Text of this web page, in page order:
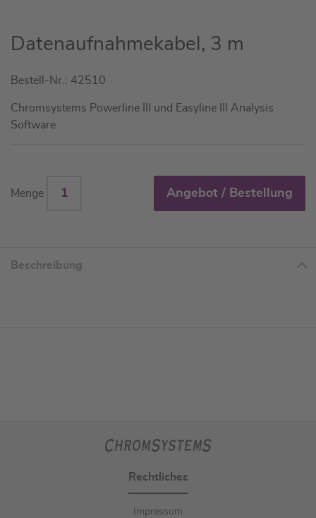
Zum
Anfang
Bildgalerie
springen
Datenaufnahmekabel, 3 m
Bestell-Nr.: 42510
Chromsystems Powerline III und Easyline III Analysis
Software
Menge Angebot / Bestellung
Beschreibung
Rechtliches
Impressum